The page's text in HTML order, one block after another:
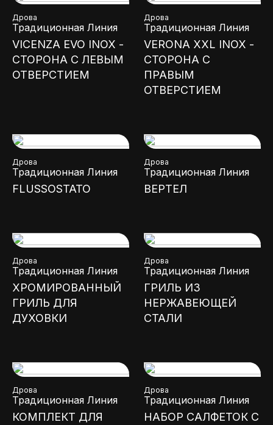
Дрова
Традиционная Линия
VICENZA EVO INOX -
СТОРОНА С ЛЕВЫМ
ОТВЕРСТИЕМ
Дрова
Традиционная Линия
VERONA XXL INOX -
СТОРОНА С
ПРАВЫМ
ОТВЕРСТИЕМ
Дрова
Традиционная Линия
FLUSSOSTATO
Дрова
Традиционная Линия
ВЕРТЕЛ
Дрова
Традиционная Линия
ХРОМИРОВАННЫЙ
ГРИЛЬ ДЛЯ
ДУХОВКИ
Дрова
Традиционная Линия
ГРИЛЬ ИЗ
НЕРЖАВЕЮЩЕЙ
СТАЛИ
Дрова
Традиционная Линия
КОМПЛЕКТ ДЛЯ
Дрова
Традиционная Линия
НАБОР САЛФЕТОК С